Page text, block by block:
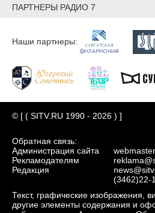
ПАРТНЕРЫ РАДИО 7
Наши партнеры:
© [ ( SITV.RU 1990 - 2026 ) ]
Обратная связь:
Администрация сайта
Рекламодателям
Редакция
(3462)22-
Текст, графические изображения,
другие элементы содержания и